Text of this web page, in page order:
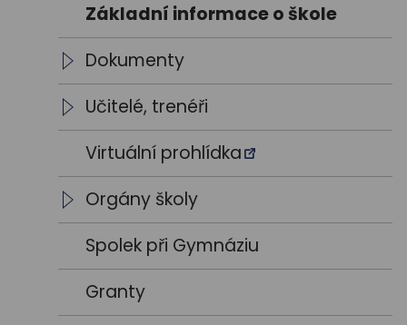
Základní informace o škole
Dokumenty
Školní vzdělávací programy
Výroční zprávy
Výsledky VŘ
Učitelé, trenéři
Vedení školy
Vyučující
Trenéři
Virtuální prohlídka
Orgány školy
Studentský parlament
Spolek při Gymnáziu
Granty